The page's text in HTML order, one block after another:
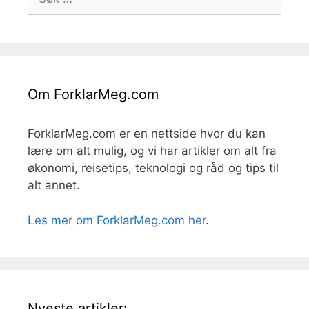
etter:
Om ForklarMeg.com
ForklarMeg.com er en nettside hvor du kan
lære om alt mulig, og vi har artikler om alt fra
økonomi, reisetips, teknologi og råd og tips til
alt annet.
Les mer om ForklarMeg.com her.